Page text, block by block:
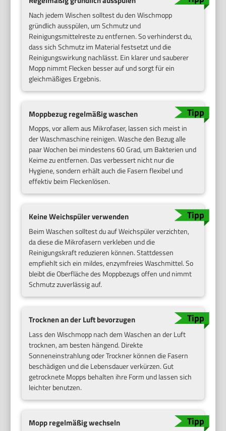
Nach jedem Wischen solltest du den Wischmopp
gründlich ausspülen, um Schmutz und
Reinigungsmittelreste zu entfernen. So verhinderst du,
dass sich Schmutz im Material festsetzt und die
Reinigungswirkung nachlässt. Ein klarer und sauberer
Mopp nimmt Flecken besser auf und sorgt für ein
gleichmäßiges Ergebnis.
Moppbezug regelmäßig waschen
Mopps, vor allem aus Mikrofaser, lassen sich meist in
der Waschmaschine reinigen. Wasche den Bezug alle
paar Wochen bei mindestens 60 Grad, um Bakterien und
Keime zu entfernen. Das verbessert nicht nur die
Hygiene, sondern erhält auch die Fasern flexibel und
effektiv beim Fleckenlösen.
Keine Weichspüler verwenden
Beim Waschen solltest du auf Weichspüler verzichten,
da diese die Mikrofasern verkleben und die
Reinigungskraft reduzieren können. Stattdessen
empfiehlt sich ein mildes, enzymfreies Waschmittel. So
bleibt die Oberfläche des Moppbezugs offen und nimmt
Schmutz zuverlässig auf.
Trocknen an der Luft bevorzugen
Lass den Wischmopp nach dem Waschen an der Luft
trocknen, am besten hängend. Direkte
Sonneneinstrahlung oder Trockner können die Fasern
beschädigen und die Lebensdauer verkürzen. Gut
getrocknete Mopps behalten ihre Form und lassen sich
leichter benutzen.
Mopp regelmäßig wechseln